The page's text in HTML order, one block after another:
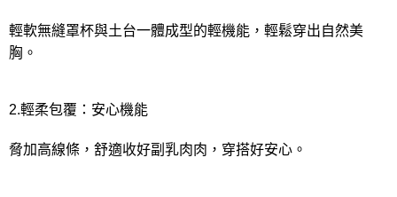
輕軟無縫罩杯與土台一體成型的輕機能，輕鬆穿出自然美
胸。
2.輕柔包覆：安心機能
脅加高線條，舒適收好副乳肉肉，穿搭好安心。